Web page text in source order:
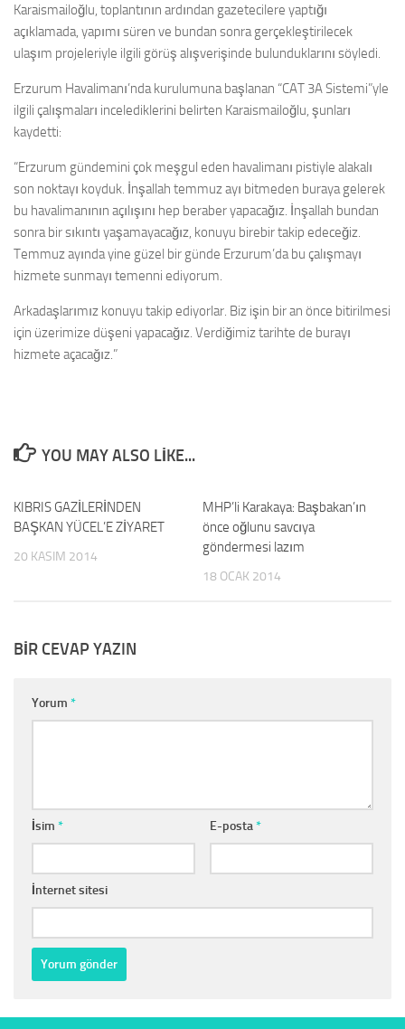
Karaismailoğlu, toplantının ardından gazetecilere yaptığı
açıklamada, yapımı süren ve bundan sonra gerçekleştirilecek
ulaşım projeleriyle ilgili görüş alışverişinde bulunduklarını söyledi.
Erzurum Havalimanı’nda kurulumuna başlanan “CAT 3A Sistemi”yle
ilgili çalışmaları incelediklerini belirten Karaismailoğlu, şunları
kaydetti:
“Erzurum gündemini çok meşgul eden havalimanı pistiyle alakalı
son noktayı koyduk. İnşallah temmuz ayı bitmeden buraya gelerek
bu havalimanının açılışını hep beraber yapacağız. İnşallah bundan
sonra bir sıkıntı yaşamayacağız, konuyu birebir takip edeceğiz.
Temmuz ayında yine güzel bir günde Erzurum’da bu çalışmayı
hizmete sunmayı temenni ediyorum.
Arkadaşlarımız konuyu takip ediyorlar. Biz işin bir an önce bitirilmesi
için üzerimize düşeni yapacağız. Verdiğimiz tarihte de burayı
hizmete açacağız.”
YOU MAY ALSO LIKE...
KIBRIS GAZİLERİNDEN
BAŞKAN YÜCEL’E ZİYARET
20 KASIM 2014
MHP’li Karakaya: Başbakan’ın
önce oğlunu savcıya
göndermesi lazım
18 OCAK 2014
BIR CEVAP YAZIN
Yorum *
İsim * E-posta*
İnternet sitesi